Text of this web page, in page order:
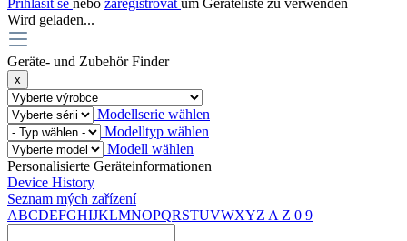
Wird geladen...
Geräte- und Zubehör Finder
x
Modellserie wählen
Modelltyp wählen
Modell wählen
Personalisierte Geräteinformationen
Device History
Seznam mých zařízení
ABCDEFGHIJKLMNOPQRSTUVWXYZ A Z 0 9